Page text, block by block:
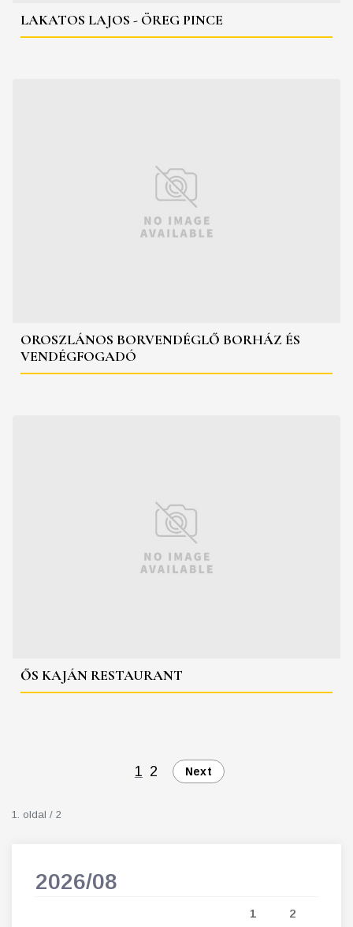
LAKATOS LAJOS - ÖREG PINCE
OROSZLÁNOS BORVENDÉGLŐ BORHÁZ ÉS
VENDÉGFOGADÓ
ŐS KAJÁN RESTAURANT
1 2 Next
1. oldal / 2
2026/08
1 2